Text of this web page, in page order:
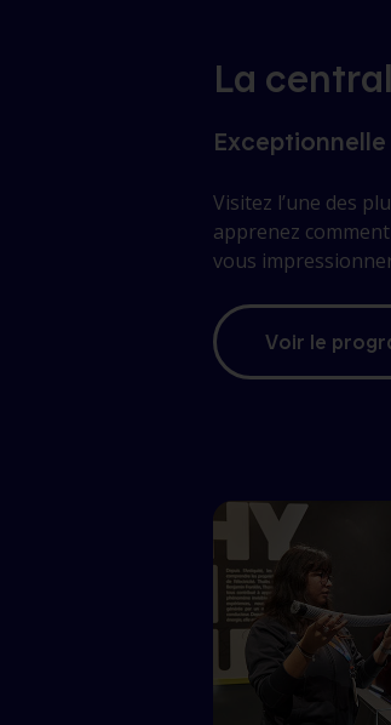
La
Exceptionnelle
Visitez l’une des
apprenez
vous
Voir le
de
la